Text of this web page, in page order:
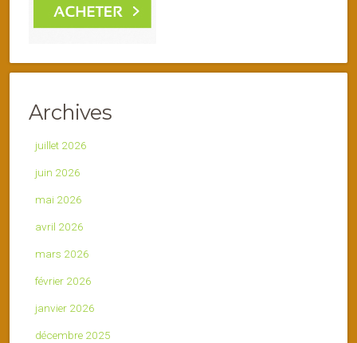
Archives
juillet 2026
juin 2026
mai 2026
avril 2026
mars 2026
février 2026
janvier 2026
décembre 2025